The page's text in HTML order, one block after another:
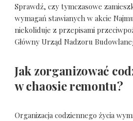
Sprawdź, czy tymczasowe
wymagań stawianych w akcie
niekoliduje z przepisami
Główny Urząd Nadzoru
Jak zorganizować
w chaosie remontu?
Organizacja codziennego życia